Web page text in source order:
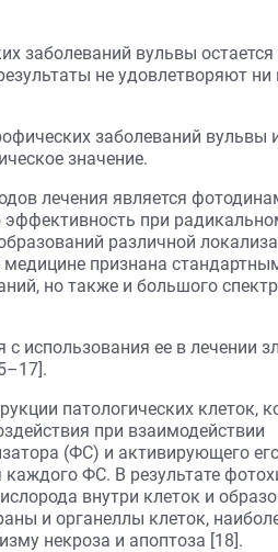
заболеваний вульвы
не удовлетворяют ни
заболеваний вульвы
значение.
лечения является
при
различной
признана
но также и большого
использования ее в лечении
патологических клеток,
при взаимодействии
(ФС) и активирующего
ФС. В результате
внутри клеток и
и органеллы клеток,
некроза и апоптоза [18].